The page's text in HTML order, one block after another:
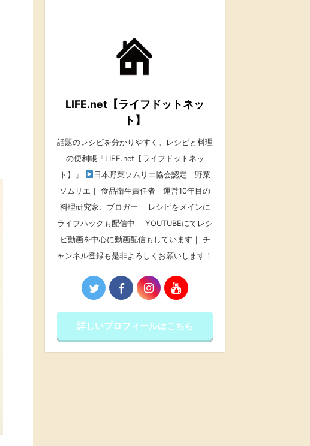
LIFE.net【ライフドットネッ
ト】
話題のレシピを分かりやすく。レシピと料理
の便利帳「LIFE.net【ライフドットネッ
ト】」
日本野菜ソムリエ協会認定 野菜
ソムリエ｜ 食品衛生責任者｜運営10年目の
料理研究家、ブロガー｜ レシピをメインに
ライフハックも配信中｜ YOUTUBEにてレシ
ピ動画を中心に動画配信もしています｜ チ
ャンネル登録も是非よろしくお願いします！
詳しいプロフィールはこちら